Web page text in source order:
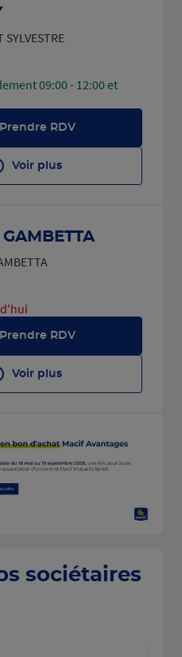
SYLVESTRE
09:00 - 12:00 et
Prendre RDV
Voir plus
Prendre RDV
Voir plus
sociétaires